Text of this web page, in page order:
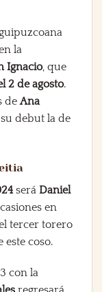
la
Ignacio, que
2 de agosto.
deAna
debut la de
será Daniel
en
tercer torero
este coso.
con la